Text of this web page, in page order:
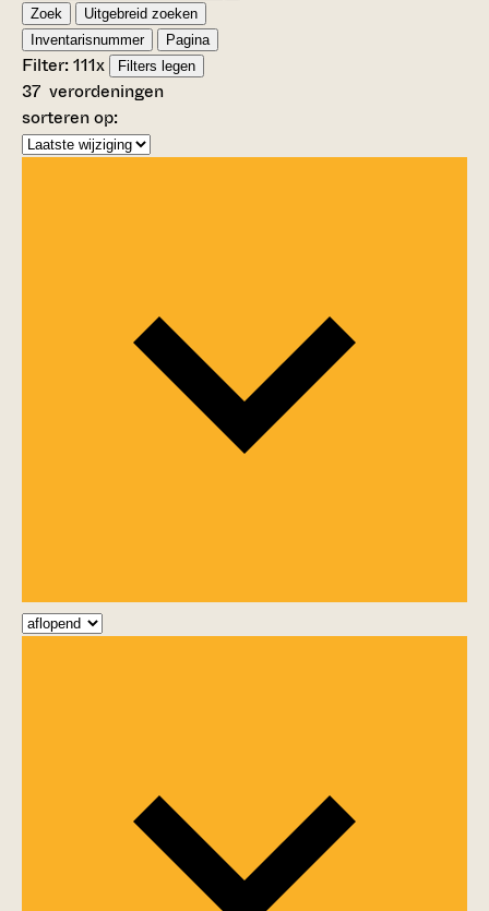
Zoek
Uitgebreid zoeken
Inventarisnummer
Pagina
Filter:111x Filters legen
37 verordeningen
sorteren op: